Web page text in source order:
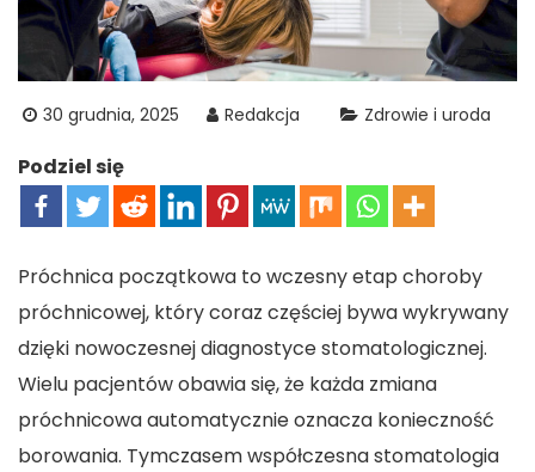
30 grudnia, 2025 Redakcja Zdrowie i uroda
Podziel się
Próchnica początkowa to wczesny etap choroby
próchnicowej, który coraz częściej bywa wykrywany
dzięki nowoczesnej diagnostyce stomatologicznej.
Wielu pacjentów obawia się, że każda zmiana
próchnicowa automatycznie oznacza konieczność
borowania. Tymczasem współczesna stomatologia